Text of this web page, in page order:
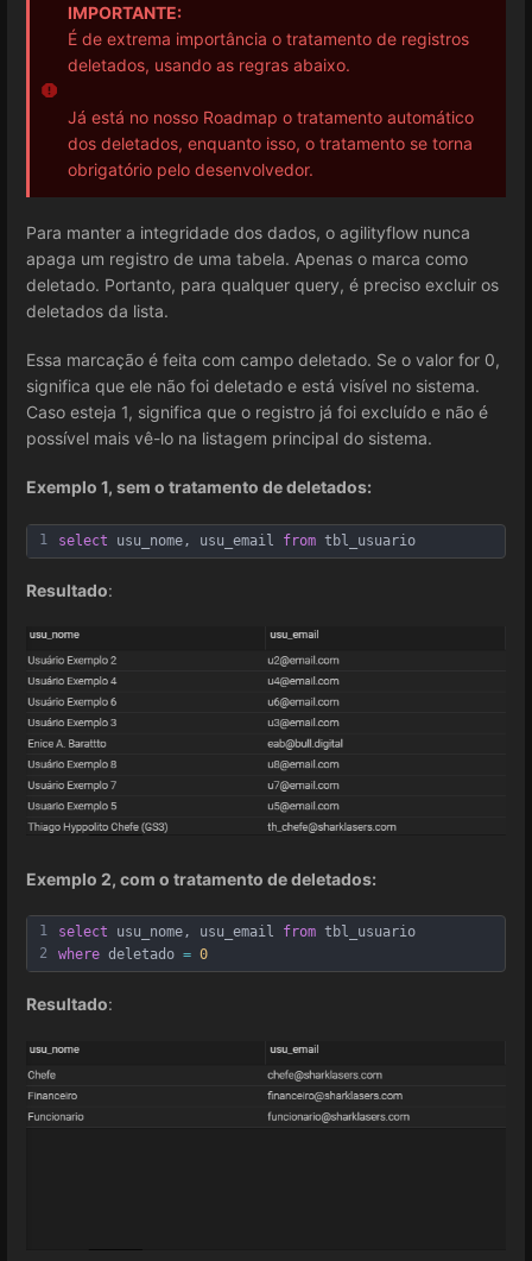
IMPORTANTE:
É de extrema importância o tratamento de registros
deletados, usando as regras abaixo.
Já está no nosso Roadmap o tratamento automático
dos deletados, enquanto isso, o tratamento se torna
obrigatório pelo desenvolvedor.
Para manter a integridade dos dados, o agilityflow nunca
apaga um registro de uma tabela. Apenas o marca como
deletado. Portanto, para qualquer query, é preciso excluir os
deletados da lista.
Essa marcação é feita com campo deletado. Se o valor for 0,
significa que ele não foi deletado e está visível no sistema.
Caso esteja 1, significa que o registro já foi excluído e não é
possível mais vê-lo na listagem principal do sistema.
Exemplo 1, sem o tratamento de deletados:
1 select usu_nome, usu_email from tbl_usuario
Resultado:
Exemplo 2, com o tratamento de deletados:
1
2
select usu_nome, usu_email from tbl_usuario
where deletado = 0
Resultado: